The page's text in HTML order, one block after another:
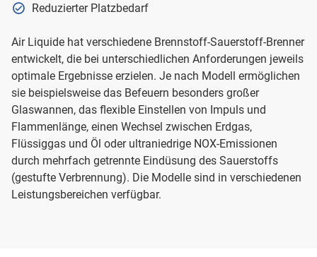
Reduzierter Platzbedarf
Air Liquide hat verschiedene Brennstoff-Sauerstoff-Brenner
entwickelt, die bei unterschiedlichen Anforderungen jeweils
optimale Ergebnisse erzielen. Je nach Modell ermöglichen
sie beispielsweise das Befeuern besonders großer
Glaswannen, das flexible Einstellen von Impuls und
Flammenlänge, einen Wechsel zwischen Erdgas,
Flüssiggas und Öl oder ultraniedrige NOX-Emissionen
durch mehrfach getrennte Eindüsung des Sauerstoffs
(gestufte Verbrennung). Die Modelle sind in verschiedenen
Leistungsbereichen verfügbar.